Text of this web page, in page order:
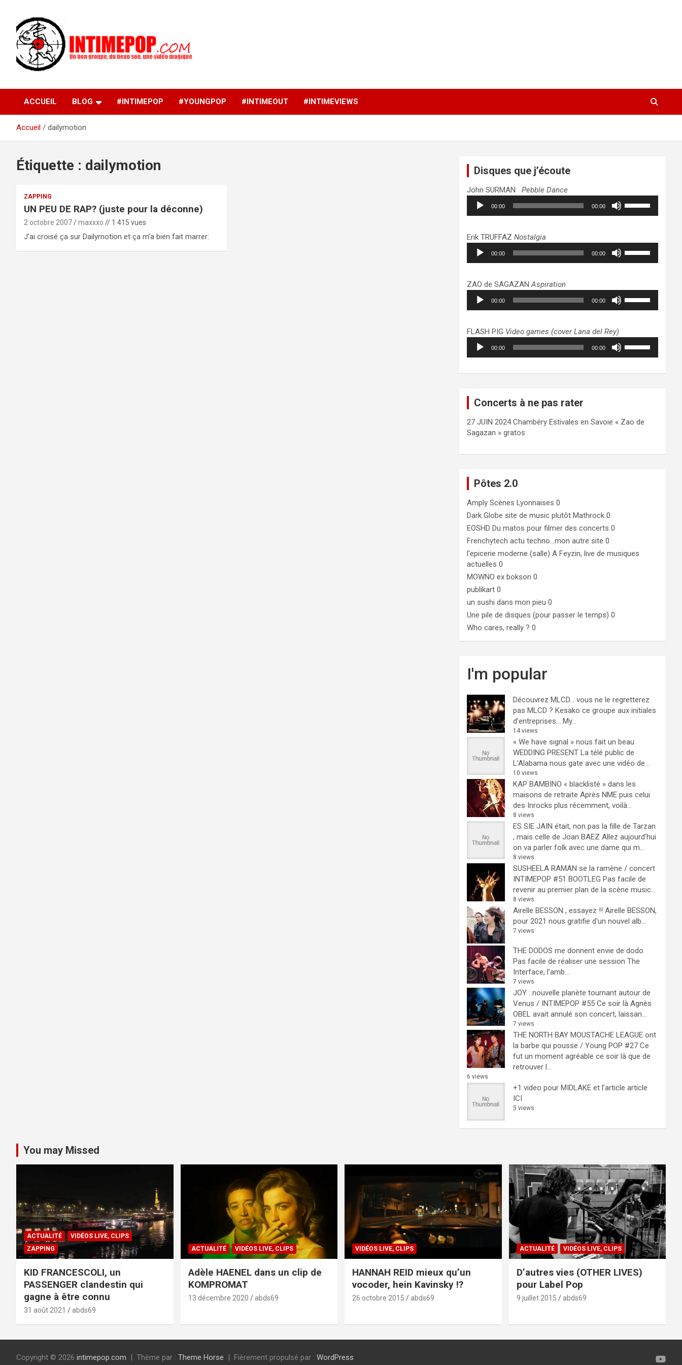
contenu
intimepop.com
musiques actuelles pop rock, post-rock, indé sur Lyon. rock pop
concert lyon
ACCUEIL BLOG #INTIMEPOP #YOUNGPOP #INTIMEOUT #INTIMEVIEWS
Accueil dailymotion
Étiquette : dailymotion
ZAPPING
UN PEU DE RAP? (juste pour la déconne)
2 octobre 2007 maxxxo // 1 415 vues
J’ai croisé ça sur Dailymotion et ça m’a bien fait marrer:
Disques que j’écoute
John SURMANPebble Dance
Lecteur
audio
00:00 00:00
pour
augmenter
ou
volume.
Erik TRUFFAZNostalgia
Lecteur
audio
00:00 00:00
pour
augmenter
ou
volume.
ZAO de SAGAZANAspiration
Lecteur
audio
00:00 00:00
pour
augmenter
ou
FLASH PIG Video games (cover Lana del Rey)
Lecteur
audio
00:00 00:00
haut/bas
le
Concerts à ne pas rater
27 JUIN 2024 Chambéry Estivales en Savoie « Zao de
Sagazan » gratos
Pôtes 2.0
Amply Scènes Lyonnaises 0
Dark Globe site de music plutôt Mathrock 0
EOSHD Du matos pour filmer des concerts 0
Frenchytech actu techno…mon autre site 0
l'epicerie moderne (salle) A Feyzin, live de musiques
actuelles 0
MOWNO ex bokson 0
publikart 0
un sushi dans mon pieu 0
Une pile de disques (pour passer le temps) 0
Who cares, really ? 0
I'm popular
Découvrez MLCD… vous ne le regretterez
pas MLCD ? Kesako ce groupe aux initiales
d’entreprises… My...
14 views
« We have signal » nous fait un beau
WEDDING PRESENT La télé public de
L'Alabama nous gate avec une vidéo de...
10 views
KAP BAMBINO « blacklisté » dans les
maisons de retraite Après NME puis celui
des Inrocks plus récemment, voilà...
8 views
ES SIE JAIN était, non pas la fille de Tarzan
, mais celle de Joan BAEZ Allez aujourd'hui
on va parler folk avec une dame qui m...
8 views
SUSHEELA RAMAN se la ramène / concert
INTIMEPOP #51 BOOTLEG Pas facile de
revenir au premier plan de la scène music...
8 views
Airelle BESSON , essayez !! Airelle BESSON,
pour 2021 nous gratifie d'un nouvel alb...
7 views
THE DODOS me donnent envie de dodo
Pas facile de réaliser une session The
Interface, l'amb...
7 views
JOY : nouvelle planète tournant autour de
Venus / INTIMEPOP #55 Ce soir là Agnès
OBEL avait annulé son concert, laissan...
7 views
THE NORTH BAY MOUSTACHE LEAGUE ont
la barbe qui pousse / Young POP #27 Ce
fut un moment agréable ce soir là que de
retrouver l...
6 views
+1 video pour MIDLAKE et l’article article
ICI
5 views
You may Missed
ACTUALITÉ
VIDÉOS LIVE, CLIPS
ZAPPING
KID FRANCESCOLI, un
PASSENGER clandestin qui
gagne à être connu
31 août 2021 abds69
ACTUALITÉ VIDÉOS LIVE, CLIPS
Adèle HAENEL dans un clip de
KOMPROMAT
13 décembre 2020 abds69
VIDÉOS LIVE, CLIPS
HANNAH REID mieux qu’un
vocoder, hein Kavinsky !?
26 octobre 2015 abds69
ACTUALITÉ VIDÉOS LIVE, CLIPS
D’autres vies (OTHER LIVES)
pour Label Pop
9 juillet 2015 abds69
Copyright © 2026 intimepop.com Thème par : Theme Horse Fièrement propulsé par : WordPress